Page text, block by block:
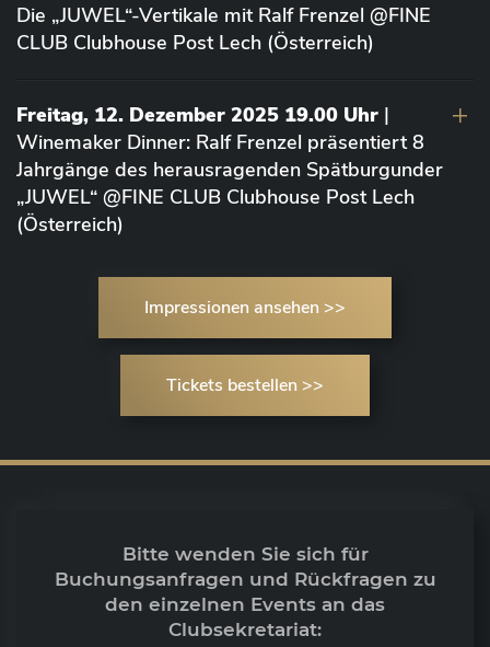
Die „JUWEL“-Vertikale mit Ralf Frenzel @FINE
CLUB Clubhouse Post Lech (Österreich)
Freitag, 12. Dezember 2025 19.00 Uhr |
Winemaker Dinner: Ralf Frenzel präsentiert 8
Jahrgänge des herausragenden Spätburgunder
„JUWEL“ @FINE CLUB Clubhouse Post Lech
(Österreich)
Impressionen ansehen >>
Tickets bestellen >>
Bitte wenden Sie sich für
Buchungsanfragen und Rückfragen zu
den einzelnen Events an das
Clubsekretariat: